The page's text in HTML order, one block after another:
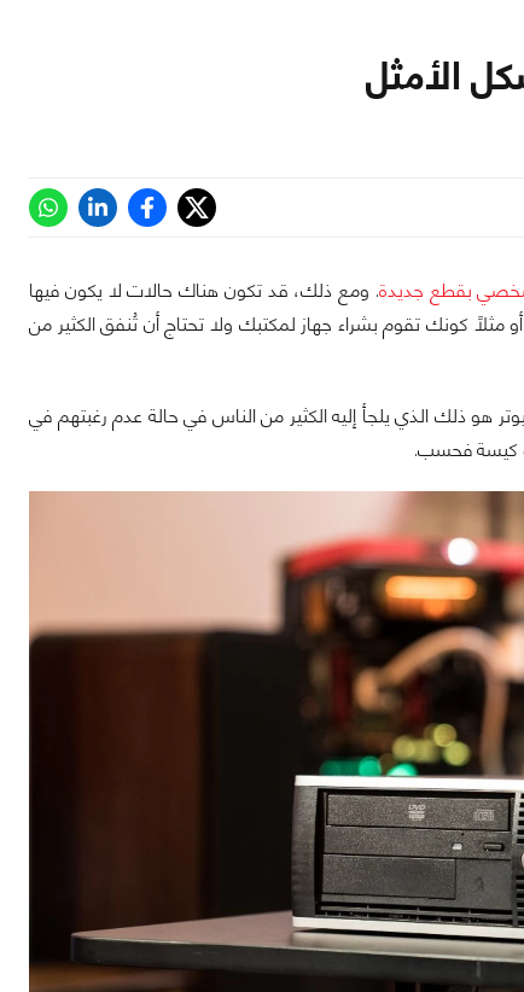
الأمثل
بقطع جديدة. ومع ذلك، قد تكون هناك حالات لا يكون فيها
كونك تقوم بشراء جهاز لمكتبك ولا تحتاج أن تُنفق الكثير من
هو ذلك الذي يلجأ إليه الكثير من الناس في حالة عدم رغبتهم في
أو كيسة فحسب.